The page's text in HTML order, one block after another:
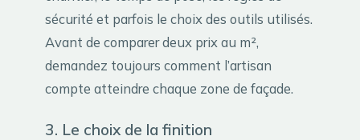
sécurité et parfois le choix des outils utilisés.
Avant de comparer deux prix au m²,
demandez toujours comment l’artisan
compte atteindre chaque zone de façade.
3. Le choix de la finition